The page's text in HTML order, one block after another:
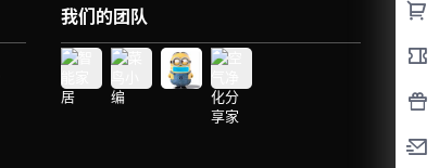
我们的团队